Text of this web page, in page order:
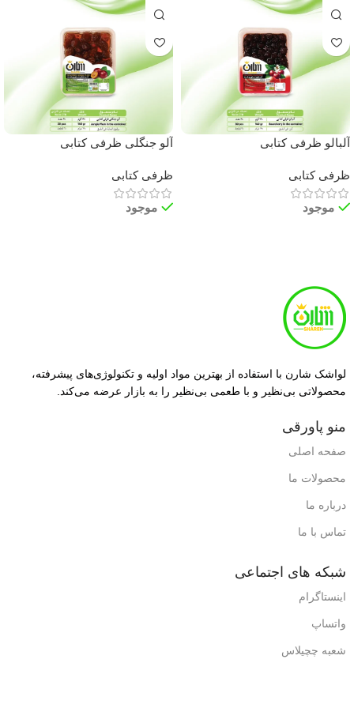
آلبالو ظرفی کتابی
ظرفی کتابی
موجود
آلو جنگلی ظرفی کتابی
ظرفی کتابی
موجود
لواشک شارن با استفاده از بهترین مواد اولیه و تکنولوژی‌های پیشرفته،
محصولاتی بی‌نظیر و با طعمی بی‌نظیر را به بازار عرضه می‌کند.
منو پاورقی
صفحه اصلی
محصولات ما
درباره ما
تماس با ما
شبکه های اجتماعی
اینستاگرام
واتساپ
شعبه چچیلاس